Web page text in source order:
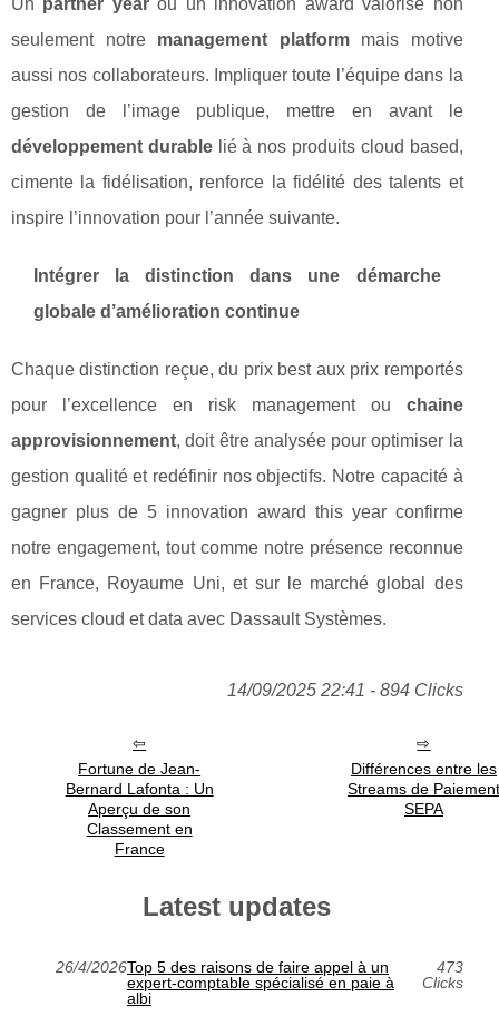
seulement notre management platformmais motive
aussi nos collaborateurs. Impliquer toute l’équipe dans la
gestion de l’image publique, mettre en avant le
développement durablelié à nos produits cloud based,
cimente la fidélisation, renforce la fidélité des talents et
inspire l’innovation pour l’année suivante.
Intégrer la distinction dans une démarche
globale d’amélioration continue
Chaque distinction reçue, du prix best aux prix remportés
pour l’excellence en risk management ou chaine
approvisionnement, doit être analysée pour optimiser la
gestion qualité et redéfinir nos objectifs. Notre capacité à
gagner plus de 5 innovation award this year confirme
notre engagement, tout comme notre présence reconnue
en France, Royaume Uni, et sur le marché global des
services cloud et data avec Dassault Systèmes.
14/09/2025 22:41 - 894 Clicks
Fortune de Jean-
Bernard Lafonta : Un
Aperçu de son
Classement en
France
Différences entre les
Streams de Paiement
SEPA
Latest updates
26/4/2026Top 5 des raisons de faire appel à un
expert-comptable spécialisé en paie à
albi
473
Clicks